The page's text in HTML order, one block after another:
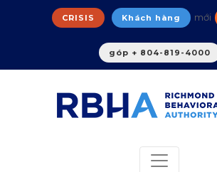
CRISIS Khách hàng mới
góp + 804-819-4000